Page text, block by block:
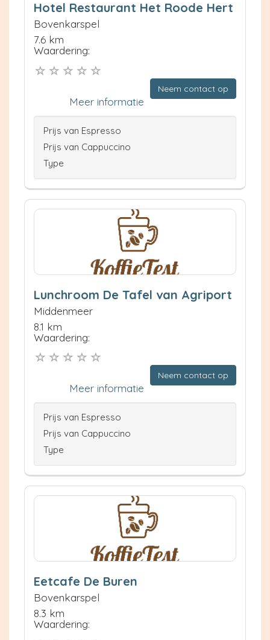
Hotel Restaurant Het Roode Hert
Bovenkarspel
7.6 km
Waardering:
Neem contact op
Meer informatie
Prijs van Espresso
Prijs van Cappuccino
Type
Lunchroom De Tafel van Agriport
Middenmeer
8.1 km
Waardering:
Neem contact op
Meer informatie
Prijs van Espresso
Prijs van Cappuccino
Type
Eetcafe De Buren
Bovenkarspel
8.3 km
Waardering: